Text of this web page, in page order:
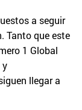
a seguir
Tanto que este
1 Global
y
llegar a